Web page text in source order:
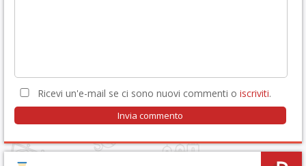
Ricevi un'e-mail se ci sono nuovi commenti o iscriviti.